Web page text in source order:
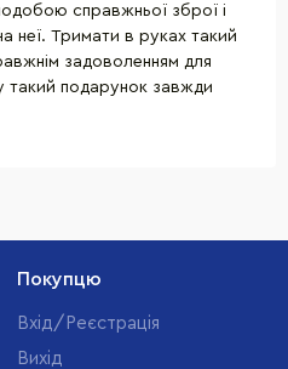
справжньої зброї і
неї. Тримати в руках такий
задоволенням для
такий подарунок завжди
Покупцю
Вхід/Реєстрація
Вихід